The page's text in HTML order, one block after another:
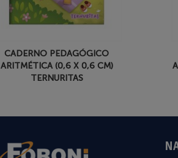
CADERNO PEDAGÓGICO
ARITMÉTICA (0,6 X 0,6 CM)
TERNURITAS